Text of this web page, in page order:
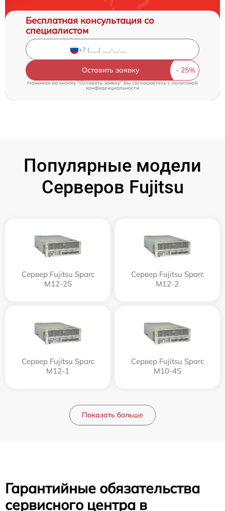
Бесплатная консультация со
специалистом
Оставить заявку
Нажимая на кнопку "Оставить заявку" Вы соглашаетесь cполитикой
конфиденциальности
Популярные модели
Серверов Fujitsu
Сервер Fujitsu Sparc
M12-2S
Сервер Fujitsu Sparc
M12-2
Сервер Fujitsu Sparc
M12-1
Сервер Fujitsu Sparc
M10-4S
Показать больше
Гарантийные обязательства
сервисного центра в